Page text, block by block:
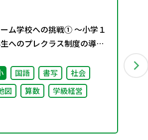
ム学校への挑戦① ～小学１
へのプレクラス制度の導入
国語 書写
社会
図
算数 学級経営